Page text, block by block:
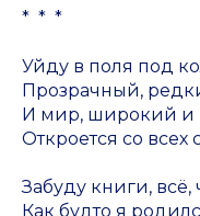
* * *
Уйду в поля под
Прозрачный,
И мир, широкий и
Откроется со всех
Забуду книги, всё,
Как будто я